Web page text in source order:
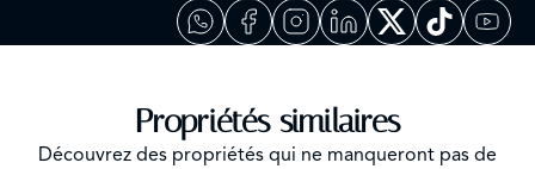
Propriétés similaires
Découvrez des propriétés qui ne manqueront pas de